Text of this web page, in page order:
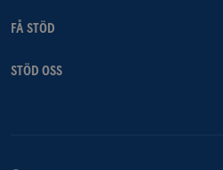
FÅ STÖD
STÖD OSS